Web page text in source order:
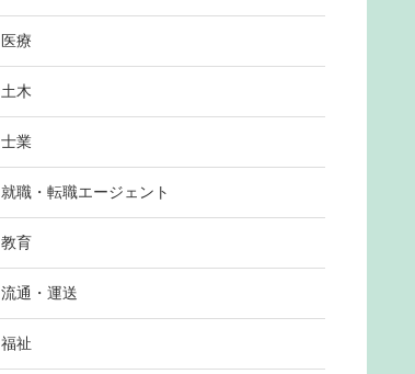
医療
土木
士業
就職・転職エージェント
教育
流通・運送
福祉